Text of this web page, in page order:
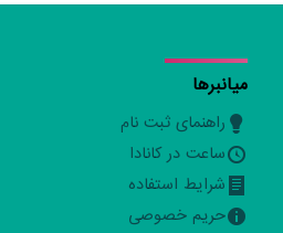
میانبرها
راهنمای ثبت نام
ساعت در کانادا
شرایط استفاده
حریم خصوصی